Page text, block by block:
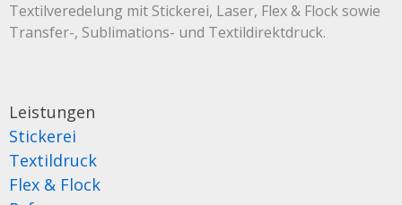
Textilveredelung mit Stickerei, Laser, Flex & Flock sowie
Transfer-, Sublimations- und Textildirektdruck.
Leistungen
Stickerei
Textildruck
Flex & Flock